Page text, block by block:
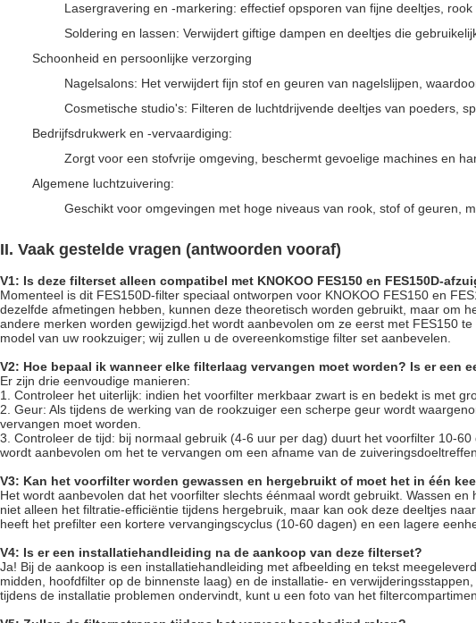
Lasergravering en -markering: effectief opsporen van fijne deeltjes,
Soldering en lassen: Verwijdert giftige dampen en deeltjes die
Schoonheid en persoonlijke verzorging
Nagelsalons: Het verwijdert fijn stof en geuren van nagelslijpen,
Cosmetische studio's: Filteren de luchtdrijvende deeltjes van poeders,
Bedrijfsdrukwerk en -vervaardiging:
Zorgt voor een stofvrije omgeving, beschermt gevoelige machines en
Algemene luchtzuivering:
Geschikt voor omgevingen met hoge niveaus van rook, stof of geuren,
II. Vaak gestelde vragen (antwoorden vooraf)
V1: Is deze filterset alleen compatibel met KNOKOO FES150 en FES150D-
Momenteel is dit FES150D-filter speciaal ontworpen voor KNOKOO FES150 en
dezelfde afmetingen hebben, kunnen deze theoretisch worden gebruikt, maar om
andere merken worden gewijzigd.het wordt aanbevolen om ze eerst met FES150
model van uw rookzuiger; wij zullen u de overeenkomstige filter set aanbevelen.
V2: Hoe bepaal ik wanneer elke filterlaag vervangen moet worden? Is er
Er zijn drie eenvoudige manieren:
1. Controleer het uiterlijk: indien het voorfilter merkbaar zwart is en bedekt is met
2. Geur: Als tijdens de werking van de rookzuiger een scherpe geur wordt
vervangen moet worden.
3. Controleer de tijd: bij normaal gebruik (4-6 uur per dag) duurt het voorfilter 10-
wordt aanbevolen om het te vervangen om een afname van de
V3: Kan het voorfilter worden gewassen en hergebruikt of moet het in één
Het wordt aanbevolen dat het voorfilter slechts éénmaal wordt gebruikt. Wassen
niet alleen het filtratie-efficiëntie tijdens hergebruik, maar kan ook deze deeltjes
heeft het prefilter een kortere vervangingscyclus (10-60 dagen) en een lagere
V4: Is er een installatiehandleiding na de aankoop van deze filterset?
Ja! Bij de aankoop is een installatiehandleiding met afbeelding en tekst
midden, hoofdfilter op de binnenste laag) en de installatie- en
tijdens de installatie problemen ondervindt, kunt u een foto van het